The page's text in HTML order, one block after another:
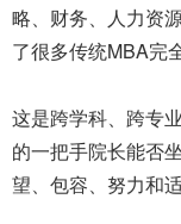
略、财务、人力资
了很多传统MBA完
这是跨学科、跨专
的一把手院长能否
望、包容、努力和适